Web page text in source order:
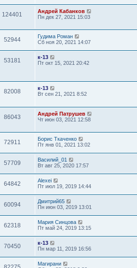
124401
Андрей Кабанков
Пн дек 27, 2021 15:03
52944
Гудима Роман
Сб ноя 20, 2021 14:07
53181
к-13
Пт окт 15, 2021 20:42
82008
к-13
Вт сен 21, 2021 8:52
86043
Андрей Патрушев
Чт июн 03, 2021 12:58
72911
Борис Ткаченко
Пт янв 01, 2021 13:02
57709
Василий_01
Вт авг 25, 2020 17:57
64842
Alexei
Пт июл 19, 2019 14:44
60094
Дмитрий65
Пн июн 03, 2019 13:01
62318
Мария Синцова
Пт май 24, 2019 13:15
70450
к-13
Пн мар 11, 2019 16:56
Магирани